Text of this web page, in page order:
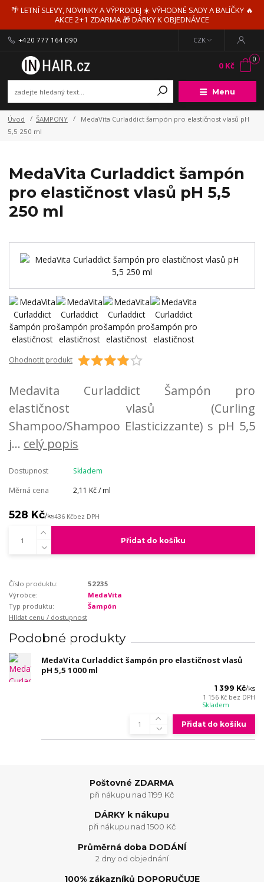
🌴 LETNÍ SLEVY, NOVINKY A VÝPRODEJ ☀️ VÝHODNÉ SADY A BALÍČKY 🔥
AKCE 2+1 ZDARMA 🎁 DÁRKY K OBJEDNÁVCE
Menu
CZK
+420 777 164 090
0
0 Kč
Úvod ŠAMPONY
MedaVita Curladdict šampón pro elastičnost vlasů pH
5,5 250 ml
MedaVita Curladdict šampón
pro elastičnost vlasů pH 5,5
250 ml
Ohodnotit produkt
Medavita Curladdict Šampón pro
elastičnost vlasů (Curling
Shampoo/Shampoo Elasticizzante) s pH 5,5
j... celý popis
Dostupnost
Skladem
Měrná cena
2,11 Kč / ml
528 Kč/ks436 Kčbez DPH
Přidat do košíku
Číslo produktu:
52235
Výrobce:
MedaVita
Typ produktu:
Šampón
Hlídat cenu / dostupnost
Podobné produkty
MedaVita Curladdict šampón pro elastičnost vlasů
pH 5,5 1000 ml
1 399 Kč/ks
1 156 Kč bez DPH
Skladem
Přidat do košíku
Poštovné ZDARMA
při nákupu nad 1199 Kč
DÁRKY k nákupu
při nákupu nad 1500 Kč
Průměrná doba DODÁNÍ
2 dny od objednání
100% zákazníků DOPORUČUJE